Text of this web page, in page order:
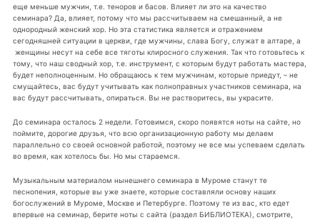
еще меньше мужчин, т.е. теноров и басов. Влияет ли это на качество
семинара? Да, влияет, потому что мы рассчитываем на смешанный, а не
однородный женский хор. Но эта статистика является и отражением
сегодняшней ситуации в церкви, где мужчины, слава Богу, служат в алтаре, а
женщины несут на себе все тяготы клиросного служения. Так что готовьтесь к
тому, что наш сводный хор, т.е. инструмент, с которым будут работать мастера,
будет неполноценным. Но обращаюсь к тем мужчинам, которые приедут, – не
смущайтесь, вас будут учитывать как полноправных участников семинара, на
вас будут рассчитывать, опираться. Вы не растворитесь, вы украсите.
До семинара осталось 2 недели. Готовимся, скоро появятся ноты на сайте, но
поймите, дорогие друзья, что всю организационную работу мы делаем
параллельно со своей основной работой, поэтому не все мы успеваем сделать
во время, как хотелось бы. Но мы стараемся.
Музыкальным материалом нынешнего семинара в Муроме станут те
песнопения, которые вы уже знаете, которые составляли основу наших
богослужений в Муроме, Москве и Петербурге. Поэтому те из вас, кто едет
впервые на семинар, берите ноты с сайта (раздел БИБЛИОТЕКА), смотрите,